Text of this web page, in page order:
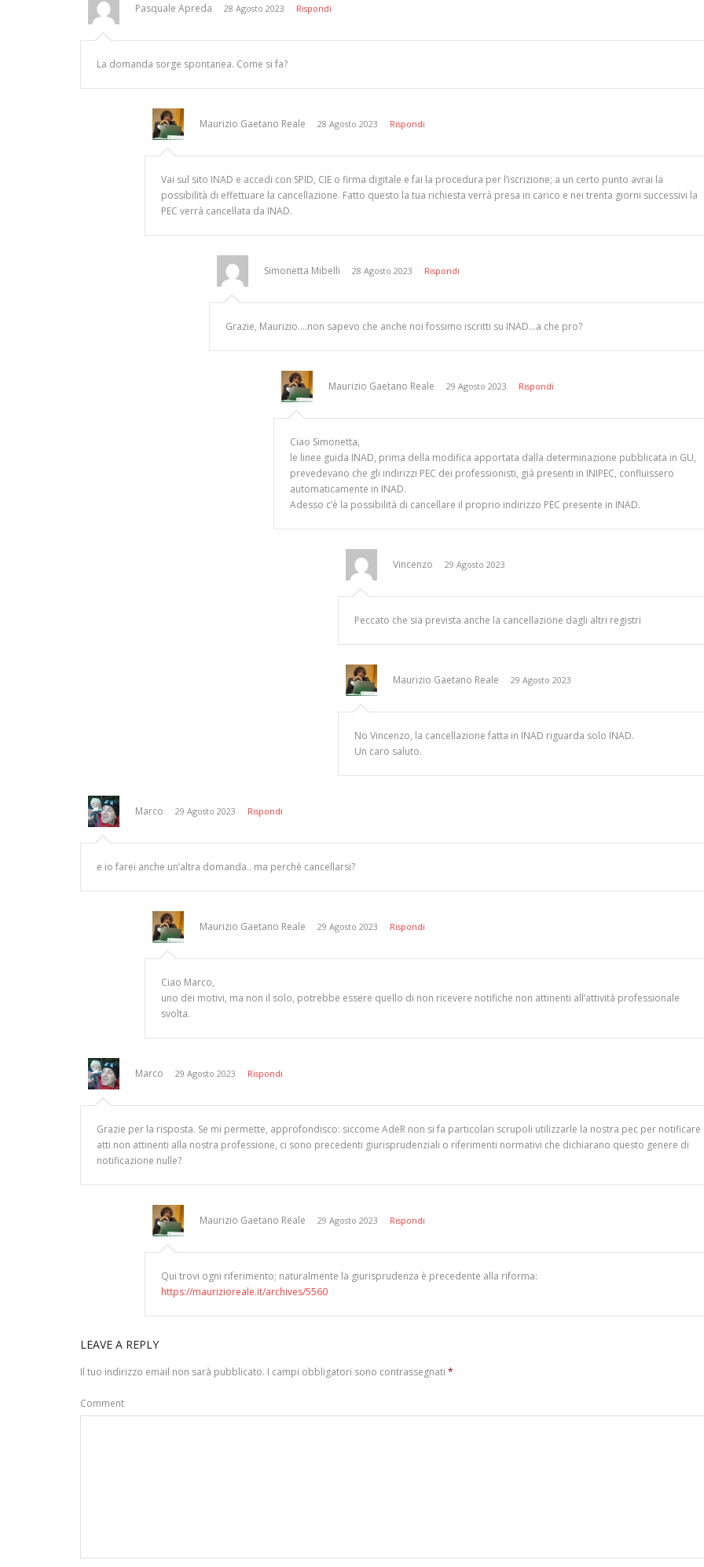
Pasquale Apreda 28 Agosto 2023 Rispondi
La domanda sorge spontanea. Come si fa?
Maurizio Gaetano Reale 28 Agosto 2023 Rispondi
Vai sul sito INAD e accedi con SPID, CIE o firma digitale e fai la procedura per l’iscrizione; a un certo punto avrai la
possibilità di effettuare la cancellazione. Fatto questo la tua richiesta verrà presa in carico e nei trenta giorni successivi la
PEC verrà cancellata da INAD.
Simonetta Mibelli 28 Agosto 2023 Rispondi
Grazie, Maurizio….non sapevo che anche noi fossimo iscritti su INAD…a che pro?
Maurizio Gaetano Reale 29 Agosto 2023 Rispondi
Ciao Simonetta,
le linee guida INAD, prima della modifica apportata dalla determinazione pubblicata in GU,
prevedevano che gli indirizzi PEC dei professionisti, già presenti in INIPEC, confluissero
automaticamente in INAD.
Adesso c’è la possibilità di cancellare il proprio indirizzo PEC presente in INAD.
Vincenzo 29 Agosto 2023
Peccato che sia prevista anche la cancellazione dagli altri registri
Maurizio Gaetano Reale 29 Agosto 2023
No Vincenzo, la cancellazione fatta in INAD riguarda solo INAD.
Un caro saluto.
Marco 29 Agosto 2023 Rispondi
e io farei anche un’altra domanda.. ma perchè cancellarsi?
Maurizio Gaetano Reale 29 Agosto 2023 Rispondi
Ciao Marco,
uno dei motivi, ma non il solo, potrebbe essere quello di non ricevere notifiche non attinenti all’attività professionale
svolta.
Marco 29 Agosto 2023 Rispondi
Grazie per la risposta. Se mi permette, approfondisco: siccome AdeR non si fa particolari scrupoli utilizzarle la nostra pec per notificare
atti non attinenti alla nostra professione, ci sono precedenti giurisprudenziali o riferimenti normativi che dichiarano questo genere di
notificazione nulle?
Maurizio Gaetano Reale 29 Agosto 2023 Rispondi
Qui trovi ogni riferimento; naturalmente la giurisprudenza è precedente alla riforma:
https://maurizioreale.it/archives/5560
LEAVE A REPLY
Il tuo indirizzo email non sarà pubblicato. I campi obbligatori sono contrassegnati *
Comment